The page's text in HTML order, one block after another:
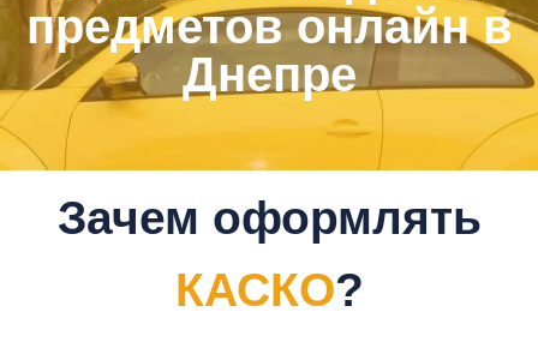
предметов онлайн в
Днепре
Зачем оформлять
КАСКО?